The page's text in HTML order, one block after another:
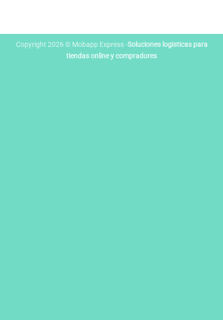
Copyright 2026 © Mobapp Express -Soluciones logisticas para
tiendas online y compradores